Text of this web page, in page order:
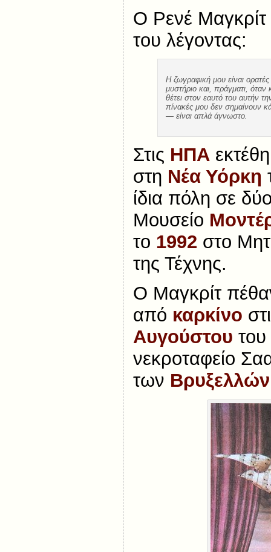
Ο Ρενέ Μαγκρίτ
του λέγοντας:
Η ζωγραφική μου είναι
μυστήριο και, πράγματι,
θέτει στον εαυτό του αυτήν
πίνακές μου δεν σημαίνουν
— είναι απλά άγνωστο.
Στις ΗΠΑ
στη Νέα Υόρκη
ίδια πόλη σε
Μουσείο
το 1992 στο
της Τέχνης.
Ο Μαγκρίτ
από καρκίνο
Αυγούστου του
νεκροταφείο
των Βρυξελλών